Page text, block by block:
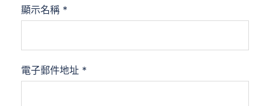
顯示名稱 *
電子郵件地址 *